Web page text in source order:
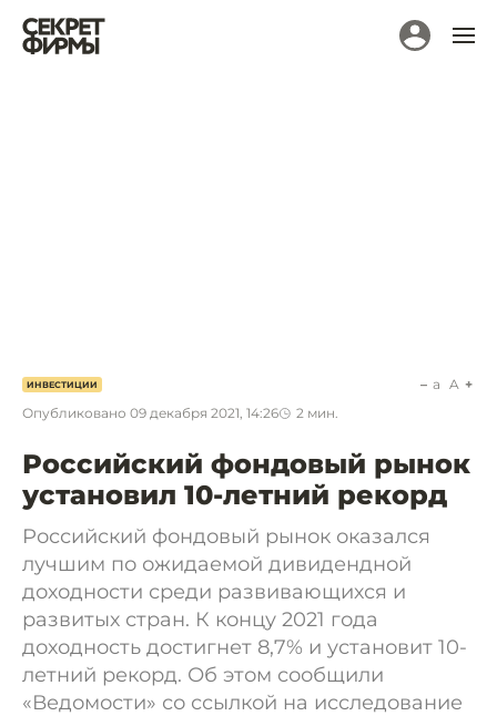
ИНВЕСТИЦИИ
Опубликовано 09 декабря 2021, 14:26 2 мин.
a A
Российский фондовый рынок
установил 10-летний рекорд
Российский фондовый рынок оказался
лучшим по ожидаемой дивидендной
доходности среди развивающихся и
развитых стран. К концу 2021 года
доходность достигнет 8,7% и установит 10-
летний рекорд. Об этом сообщили
«Ведомости» со ссылкой на исследование